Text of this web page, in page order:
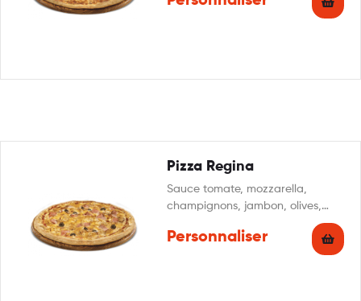
fraîche
Pizza Regina
Sauce tomate, mozzarella,
champignons, jambon, olives,
Personnaliser